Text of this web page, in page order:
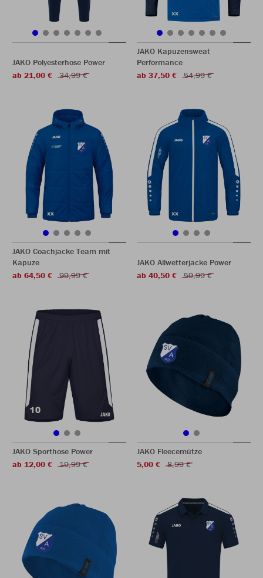
JAKO Polyesterhose Power
ab 21,00 €
34,99 €
JAKO Kapuzensweat
Performance
ab 37,50 €
54,99 €
JAKO Coachjacke Team mit
Kapuze
ab 64,50 €
99,99 €
JAKO Allwetterjacke Power
ab 40,50 €
59,99 €
JAKO Sporthose Power
ab 12,00 €
19,99 €
JAKO Fleecemütze
5,00 €
8,99 €